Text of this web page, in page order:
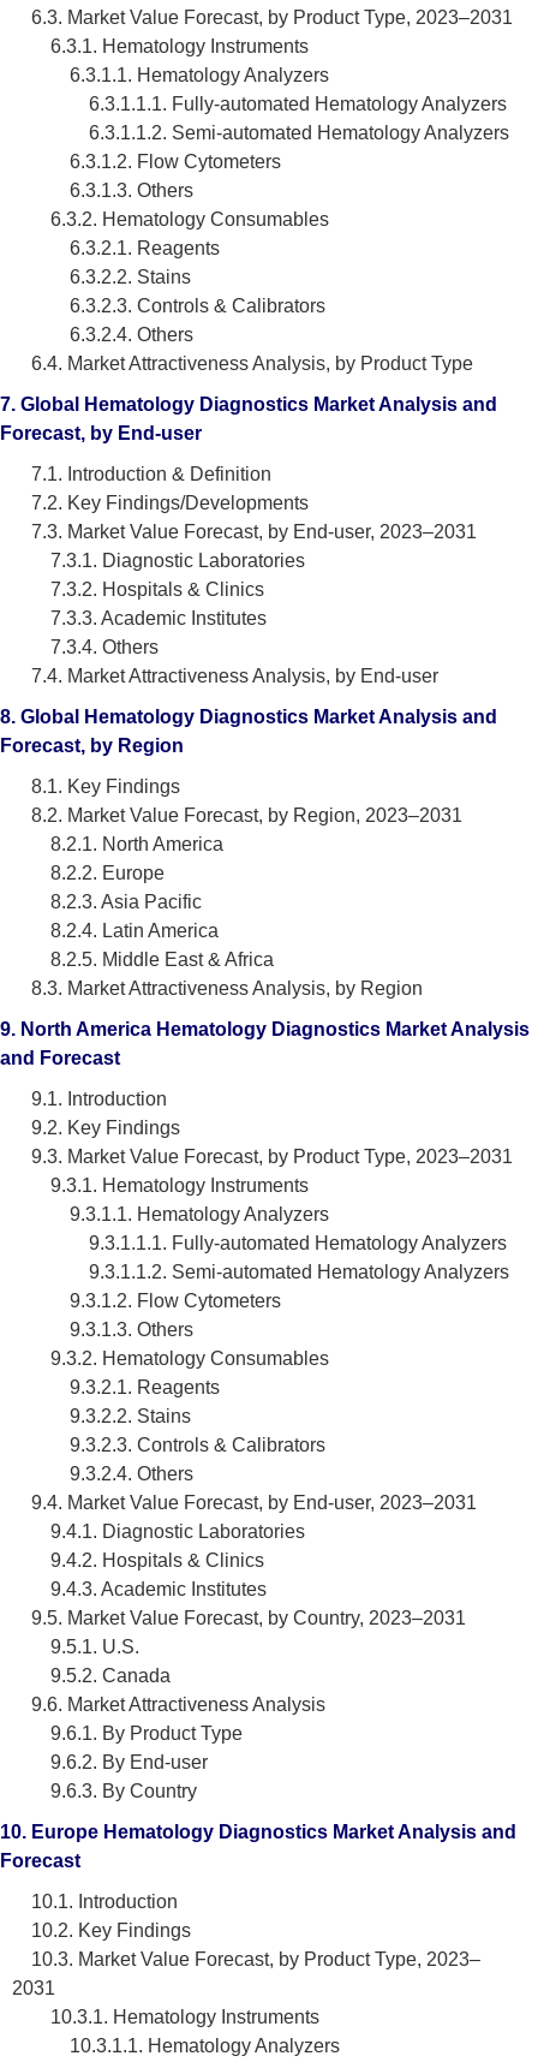
6.3. Market Value Forecast, by Product Type, 2023–2031
6.3.1. Hematology Instruments
6.3.1.1. Hematology Analyzers
6.3.1.1.1. Fully-automated Hematology Analyzers
6.3.1.1.2. Semi-automated Hematology Analyzers
6.3.1.2. Flow Cytometers
6.3.1.3. Others
6.3.2. Hematology Consumables
6.3.2.1. Reagents
6.3.2.2. Stains
6.3.2.3. Controls & Calibrators
6.3.2.4. Others
6.4. Market Attractiveness Analysis, by Product Type
7. Global Hematology Diagnostics Market Analysis and
Forecast, by End-user
7.1. Introduction & Definition
7.2. Key Findings/Developments
7.3. Market Value Forecast, by End-user, 2023–2031
7.3.1. Diagnostic Laboratories
7.3.2. Hospitals & Clinics
7.3.3. Academic Institutes
7.3.4. Others
7.4. Market Attractiveness Analysis, by End-user
8. Global Hematology Diagnostics Market Analysis and
Forecast, by Region
8.1. Key Findings
8.2. Market Value Forecast, by Region, 2023–2031
8.2.1. North America
8.2.2. Europe
8.2.3. Asia Pacific
8.2.4. Latin America
8.2.5. Middle East & Africa
8.3. Market Attractiveness Analysis, by Region
9. North America Hematology Diagnostics Market Analysis
and Forecast
9.1. Introduction
9.2. Key Findings
9.3. Market Value Forecast, by Product Type, 2023–2031
9.3.1. Hematology Instruments
9.3.1.1. Hematology Analyzers
9.3.1.1.1. Fully-automated Hematology Analyzers
9.3.1.1.2. Semi-automated Hematology Analyzers
9.3.1.2. Flow Cytometers
9.3.1.3. Others
9.3.2. Hematology Consumables
9.3.2.1. Reagents
9.3.2.2. Stains
9.3.2.3. Controls & Calibrators
9.3.2.4. Others
9.4. Market Value Forecast, by End-user, 2023–2031
9.4.1. Diagnostic Laboratories
9.4.2. Hospitals & Clinics
9.4.3. Academic Institutes
9.5. Market Value Forecast, by Country, 2023–2031
9.5.1. U.S.
9.5.2. Canada
9.6. Market Attractiveness Analysis
9.6.1. By Product Type
9.6.2. By End-user
9.6.3. By Country
10. Europe Hematology Diagnostics Market Analysis and
Forecast
10.1. Introduction
10.2. Key Findings
10.3. Market Value Forecast, by Product Type, 2023–
2031
10.3.1. Hematology Instruments
10.3.1.1. Hematology Analyzers